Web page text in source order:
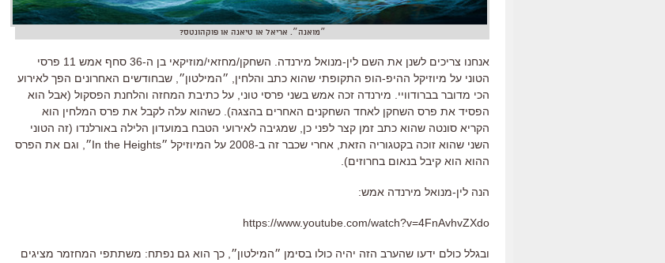
״מואנה״. אריאל או טיאנה או פוקהונטס?
אנחנו צריכים לשנן את השם לין-מנואל מירנדה. השחקן/מחזאי/מוזיקאי בן ה-36 סחף אמש 11 פרסי
הטוני על מיוזיקל ההיפ-הופ התקופתי שהוא כתב והלחין, ״המילטון״, שבחודשים האחרונים הפך לאירוע
הכי מדובר בברודוויי. מירנדה זכה אמש בשני פרסי טוני, על כתיבת המחזה והלחנת הפסקול (אבל הוא
הפסיד את פרס השחקן לאחד השחקנים האחרים בהצגה). כשהוא עלה לקבל את פרס המלחין הוא
הקריא סונטה שהוא כתב זמן קצר לפני כן, שמגיבה לאירועי הטבח במועדון הלילה באורלנדו (זה הטוני
השני שהוא זוכה בקטגוריה הזאת, אחרי שכבר זה ב-2008 על המיוזיקל ״In the Heights״, וגם את הפרס
ההוא הוא קיבל בנאום בחרוזים).
הנה לין-מנואל מירנדה אמש:
https://www.youtube.com/watch?v=4FnAvhvZXdo
ובגלל כולם ידעו שהערב הזה יהיה כולו בסימן ״המילטון״, כך הוא גם נפתח: משתתפי המחזמר מציגים